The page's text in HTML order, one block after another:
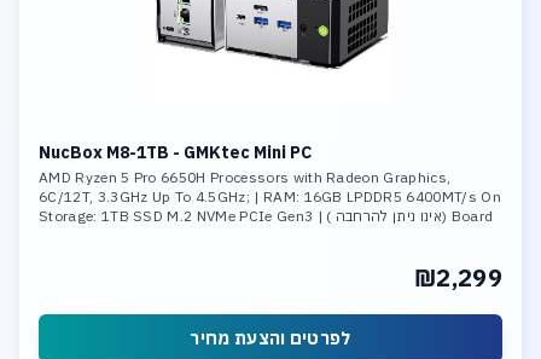
NucBox M8-1TB - GMKtec Mini PC
AMD Ryzen 5 Pro 6650H Processors with Radeon Graphics,
6C/12T, 3.3GHz Up To 4.5GHz; | RAM: 16GB LPDDR5 6400MT/s On
Board (אינו ניתן להרחבה ) | Storage: 1TB SSD M.2 NVMe PCIe Gen3
₪2,299
לפרטים והצעת מחיר